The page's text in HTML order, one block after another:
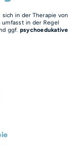
in der Therapie von
umfasst in der Regel
ggf. psychoedukative